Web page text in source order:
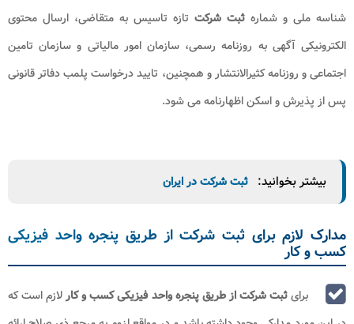
شناسه ملی و شماره ثبت شرکت تازه تاسیس به متقاضی، ارسال محتوی
الکترونیکی آگهی به روزنامه رسمی، سازمان امور مالیاتی و سازمان تامین
اجتماعی و روزنامه کثیرالانتشار و همچنین، تایید درخواست پلمب دفاتر قانونی
پس از پذیرش و اسکن اظهارنامه می‌ شود.
بیشتر بخوانید: ثبت شرکت در ایران
مدارک لازم برای ثبت شرکت از طریق پنجره واحد فیزیکی
کسب و کار
برایثبت شرکت از طریق پنجره واحد فیزیکی کسب و کارلازم است که